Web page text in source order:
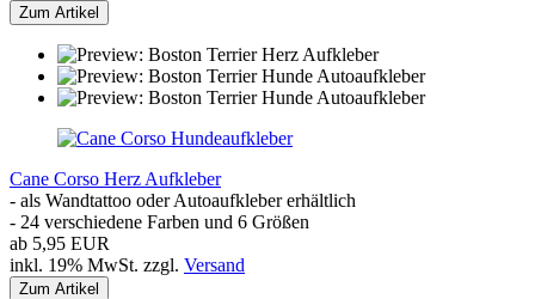
Zum Artikel
Cane Corso Herz Aufkleber
- als Wandtattoo oder Autoaufkleber erhältlich
- 24 verschiedene Farben und 6 Größen
ab 5,95 EUR
inkl. 19% MwSt. zzgl. Versand
Zum Artikel